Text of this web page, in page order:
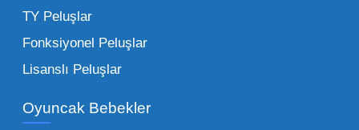
harçlıklarıyla kolayca alabildiği ürünlerdir.
Çocuk Oyuncakları Toptan Seçenekleri:
Bebeklik döneminden ergenliğe kadar geniş
toptan tedariği yaparken, piyasadaki en son
TY Peluşlar
Fonksiyonel Peluşlar
Lisanslı Peluşlar
Oyuncak Bebekler